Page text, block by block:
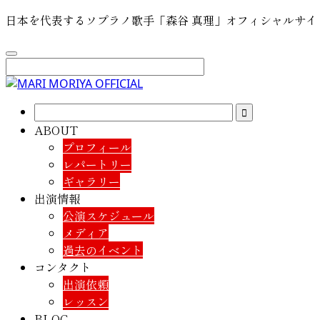
日本を代表するソプラノ歌手「森谷 真理」オフィシャルサ
ABOUT
プロフィール
レパートリー
ギャラリー
出演情報
公演スケジュール
メディア
過去のイベント
コンタクト
出演依頼
レッスン